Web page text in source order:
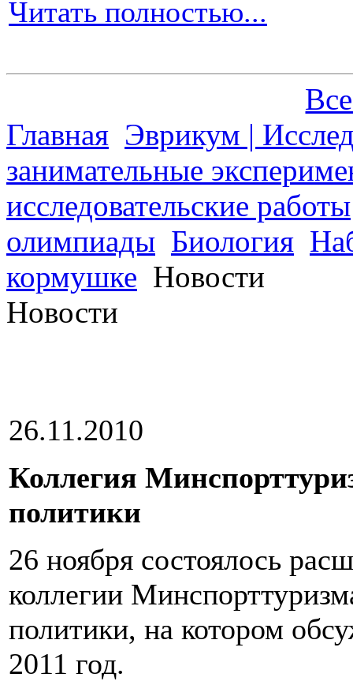
Читать полностью...
Главная Эврикум |
занимательные
исследовательские работы
олимпиады Биология
кормушке Новости
Новости
26.11.2010
Коллегия
политики
26 ноября состоялось
коллегии
политики, на котором
2011 год.